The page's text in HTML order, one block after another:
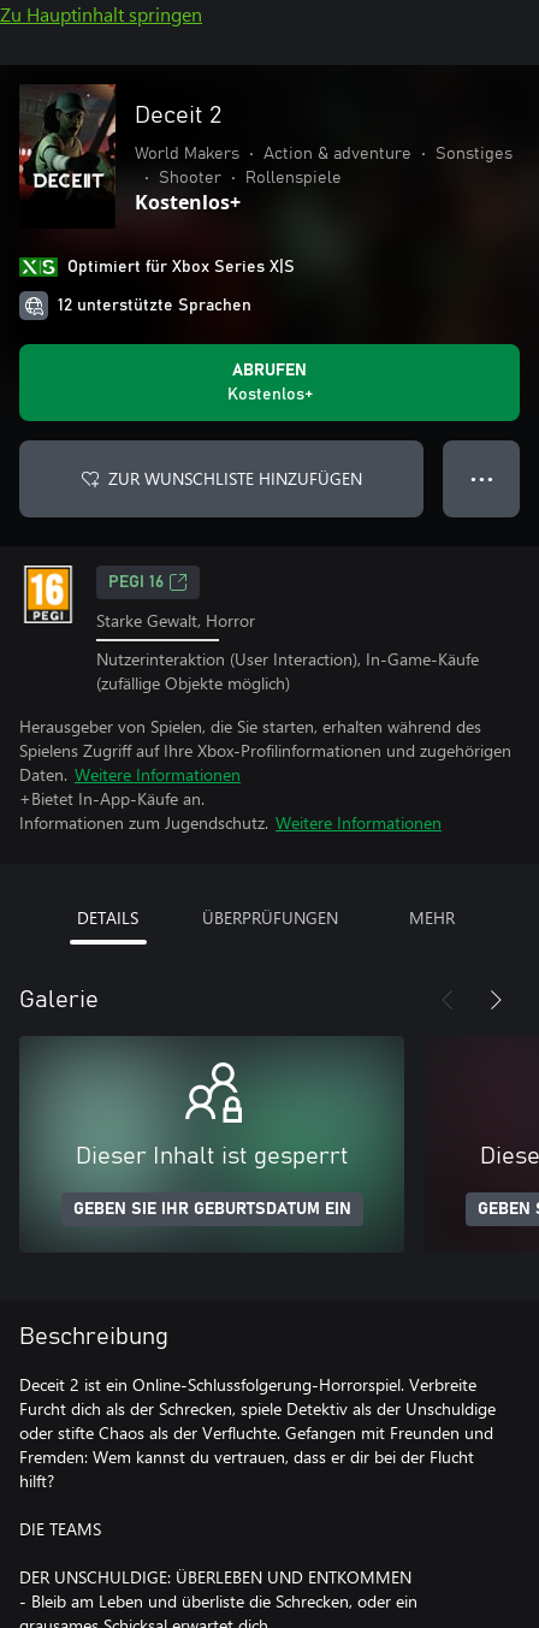
Zu Hauptinhalt springen
Deceit 2
World Makers • Action & adventure •
Sonstiges
•
Shooter • Rollenspiele
Kostenlos+
Optimiert für Xbox Series X|S
12 unterstützte Sprachen
ABRUFEN
Kostenlos+
ZUR WUNSCHLISTE HINZUFÜGEN ● ● ●
PEGI 16
Starke Gewalt, Horror
Nutzerinteraktion (User Interaction), In-Game-Käufe
(zufällige Objekte möglich)
Herausgeber von Spielen, die Sie starten, erhalten während des
Spielens Zugriff auf Ihre Xbox-Profilinformationen und zugehörigen
Daten. Weitere Informationen
+Bietet In-App-Käufe an.
Informationen zum Jugendschutz. Weitere Informationen
DETAILS ÜBERPRÜFUNGEN MEHR
Galerie
Dieser Inhalt ist gesperrt
GEBEN SIE IHR GEBURTSDATUM EIN GEBEN
Beschreibung
Deceit 2 ist ein Online-Schlussfolgerung-Horrorspiel. Verbreite
Furcht dich als der Schrecken, spiele Detektiv als der Unschuldige
oder stifte Chaos als der Verfluchte. Gefangen mit Freunden und
Fremden: Wem kannst du vertrauen, dass er dir bei der Flucht
hilft?
DIE TEAMS
DER UNSCHULDIGE: ÜBERLEBEN UND ENTKOMMEN
- Bleib am Leben und überliste die Schrecken, oder ein